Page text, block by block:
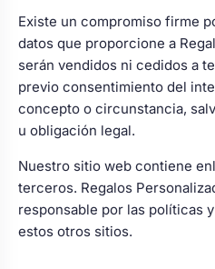
Existe un compromiso firme
datos que proporcione a
serán vendidos ni cedidos a
previo consentimiento del
concepto o circunstancia,
u obligación legal.
Nuestro sitio web contiene
terceros. Regalos
responsable por las políticas
estos otros sitios.